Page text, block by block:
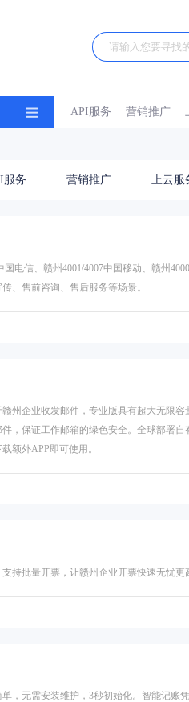
API服务 营销推广
服务 营销推广 上云服
国电信、赣州4001/4007中国移动、赣州
、售前咨询、售后服务等场景。
赣州企业收发邮件，专业版具有超大无限
，保证工作邮箱的绿色安全。全球部署
额外APP即可使用。
持批量开票，让赣州企业开票快速无忧
，无需安装维护，3秒初始化。智能记账